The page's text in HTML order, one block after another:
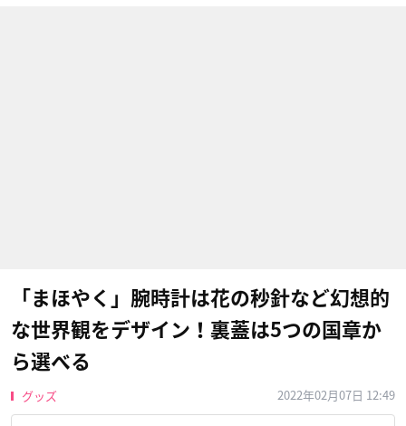
「まほやく」腕時計は花の秒針など幻想的
な世界観をデザイン！裏蓋は5つの国章か
ら選べる
グッズ 2022年02月07日 12:49